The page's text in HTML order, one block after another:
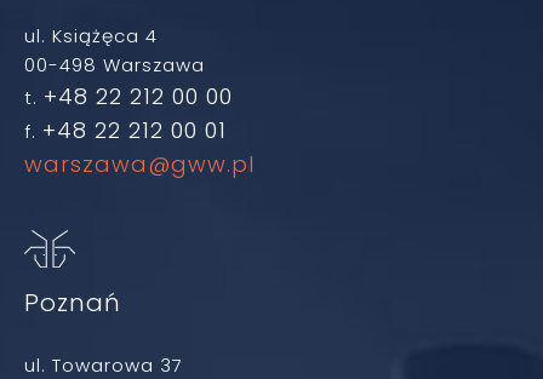
ul. Książęca 4
00-498 Warszawa
t. +48 22 212 00 00
f. +48 22 212 00 01
warszawa@gww.pl
Poznań
ul. Towarowa 37